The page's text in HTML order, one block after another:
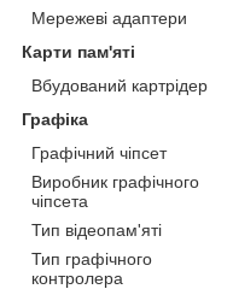
Мережеві адаптери
Карти пам'яті
Вбудований картрідер
Графіка
Графічний чіпсет
Виробник графічного
чіпсета
Тип відеопам'яті
Тип графічного
контролера